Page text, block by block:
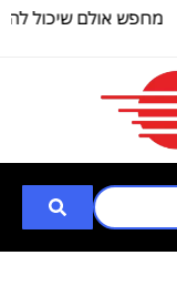
מחפש אולם שיכול